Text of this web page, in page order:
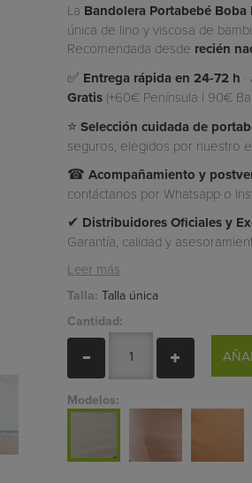
La Bandolera Portabebé
única de lino y viscosa de
Recomendada desde recién
✅ Entrega rápida en 24-72 h
Gratis (+60€ Península | 90€
⭐ Selección cuidada de
seguros, elegidos por nuestro
☎ Acompañamiento y
contáctanos por Whatsapp o
✔ Distribuidores Oficiales y
Garantía, calidad y
Leer más
Talla: Talla única
Cantidad:
Modelos: